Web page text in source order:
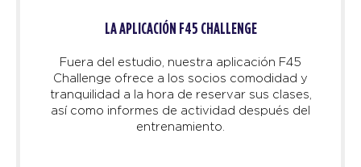
LA APLICACIÓN F45 CHALLENGE
Fuera del estudio, nuestra aplicación F45
Challenge ofrece a los socios comodidad y
tranquilidad a la hora de reservar sus clases,
así como informes de actividad después del
entrenamiento.